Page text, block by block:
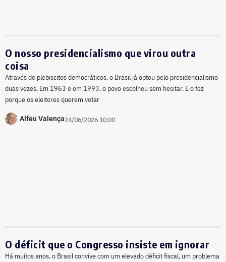
O nosso presidencialismo que virou outra
coisa
Através de plebiscitos democráticos, o Brasil já optou pelo presidencialismo
duas vezes. Em 1963 e em 1993, o povo escolheu sem hesitar. E o fez
porque os eleitores querem votar
Alfeu Valença24/06/2026 10:00
O déficit que o Congresso insiste em ignorar
Há muitos anos, o Brasil convive com um elevado déficit fiscal, um problema